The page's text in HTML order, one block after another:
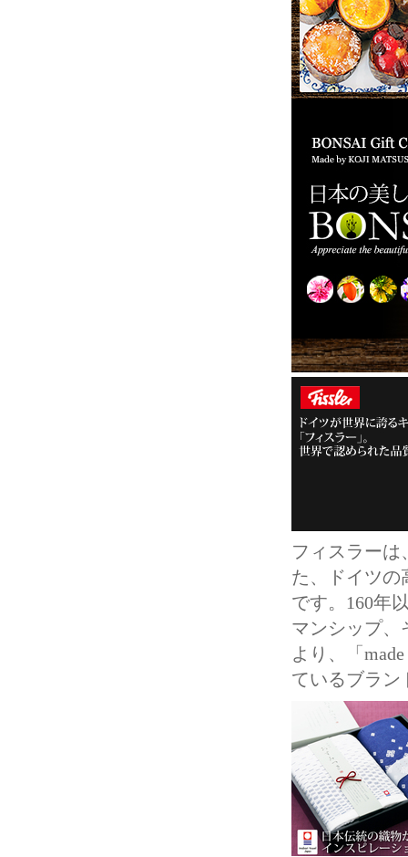
フィスラーは
た、ドイツの
です。160年
マンシップ、
より、「
ているブ